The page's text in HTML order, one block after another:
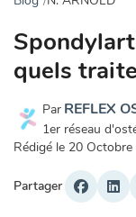
quels
Par REFLEX
1er réseau
Rédigé le 20
Partager